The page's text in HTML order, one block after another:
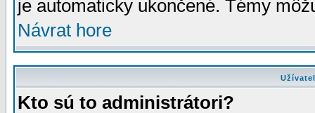
je automaticky ukončené. Témy
Návrat hore
Kto sú to administrátori?